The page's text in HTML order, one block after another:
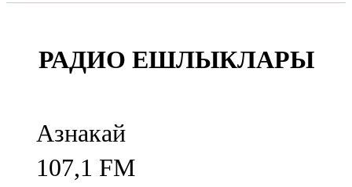
РАДИО ЕШЛЫКЛАРЫ
Азнакай
107,1 FM